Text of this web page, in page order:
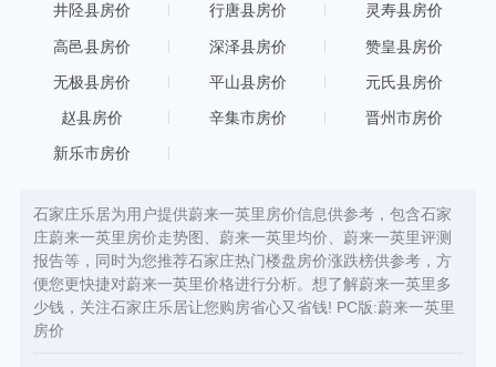
井陉县房价 行唐县房价 灵寿县房价
高邑县房价 深泽县房价 赞皇县房价
无极县房价 平山县房价 元氏县房价
赵县房价 辛集市房价 晋州市房价
新乐市房价
石家庄乐居为用户提供蔚来一英里房价信息供参考，包含石家
庄蔚来一英里房价走势图、蔚来一英里均价、蔚来一英里评测
报告等，同时为您推荐石家庄热门楼盘房价涨跌榜供参考，方
便您更快捷对蔚来一英里价格进行分析。想了解蔚来一英里多
少钱，关注石家庄乐居让您购房省心又省钱! PC版:蔚来一英里
房价